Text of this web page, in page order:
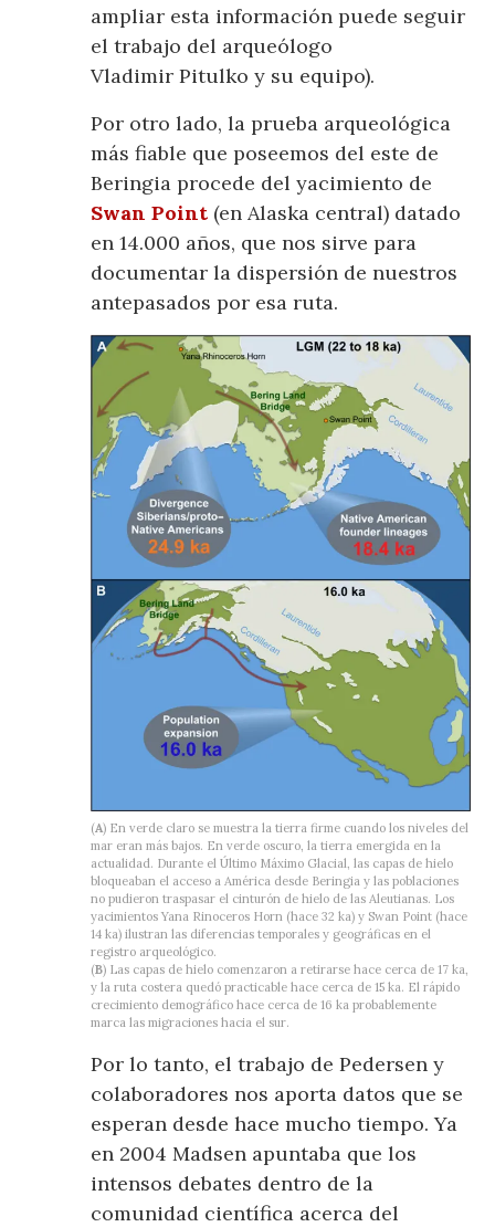
ampliar esta información puede seguir
el trabajo del arqueólogo
Vladimir Pitulko y su equipo).
Por otro lado, la prueba arqueológica
más fiable que poseemos del este de
Beringia procede del yacimiento de
Swan Point (en Alaska central) datado
en 14.000 años, que nos sirve para
documentar la dispersión de nuestros
antepasados por esa ruta.
(A) En verde claro se muestra la tierra firme cuando los niveles del
mar eran más bajos. En verde oscuro, la tierra emergida en la
actualidad. Durante el Último Máximo Glacial, las capas de hielo
bloqueaban el acceso a América desde Beringia y las poblaciones
no pudieron traspasar el cinturón de hielo de las Aleutianas. Los
yacimientos Yana Rinoceros Horn (hace 32 ka) y Swan Point (hace
14 ka) ilustran las diferencias temporales y geográficas en el
registro arqueológico.
(B) Las capas de hielo comenzaron a retirarse hace cerca de 17 ka,
y la ruta costera quedó practicable hace cerca de 15 ka. El rápido
crecimiento demográfico hace cerca de 16 ka probablemente
marca las migraciones hacia el sur.
Por lo tanto, el trabajo de Pedersen y
colaboradores nos aporta datos que se
esperan desde hace mucho tiempo. Ya
en 2004 Madsen apuntaba que los
intensos debates dentro de la
comunidad científica acerca del